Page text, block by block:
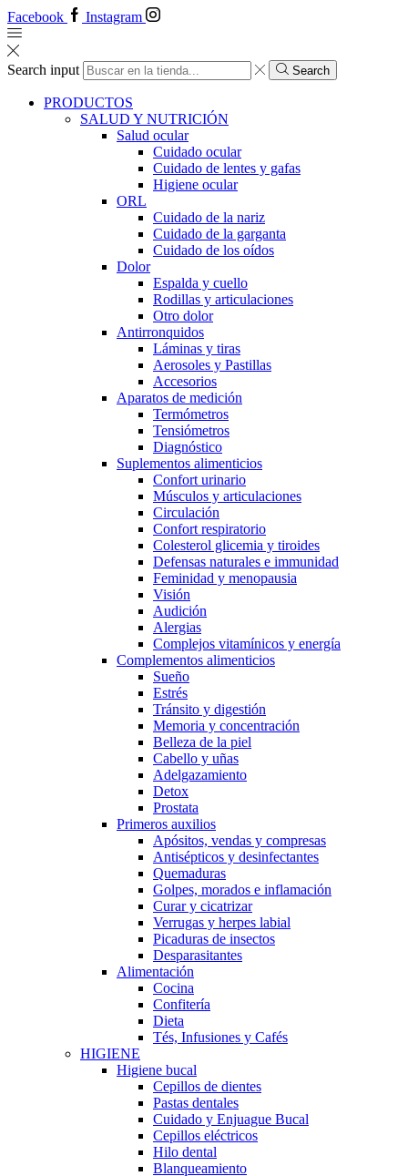
Facebook Instagram
Search input Search
PRODUCTOS
SALUD Y NUTRICIÓN
Salud ocular
Cuidado ocular
Cuidado de lentes y gafas
Higiene ocular
ORL
​​Cuidado de la nariz
​​Cuidado de la garganta
​​Cuidado de los oídos
Dolor
Espalda y cuello
Rodillas y articulaciones
Otro dolor
Antirronquidos
Láminas y tiras
Aerosoles y Pastillas
Accesorios
Aparatos de medición
Termómetros
Tensiómetros
Diagnóstico
Suplementos alimenticios
Confort urinario
Músculos y articulaciones
Circulación
Confort respiratorio
Colesterol glicemia y tiroides
Defensas naturales e immunidad
Feminidad y menopausia
Visión
Audición
Alergias
Complejos vitamínicos y energía
Complementos alimenticios
Sueño
Estrés
Tránsito y digestión
Memoria y concentración
Belleza de la piel
Cabello y uñas
Adelgazamiento
Detox
Prostata
Primeros auxilios
Apósitos, vendas y compresas
Antisépticos y desinfectantes
Quemaduras
Golpes, morados e inflamación
Curar y cicatrizar
Verrugas y herpes labial
Picaduras de insectos
Desparasitantes
Alimentación
Cocina
Confitería
Dieta
Tés, Infusiones y Cafés
HIGIENE
Higiene bucal
Cepillos de dientes
Pastas dentales
Cuidado y Enjuague Bucal
Cepillos eléctricos
Hilo dental
Blanqueamiento